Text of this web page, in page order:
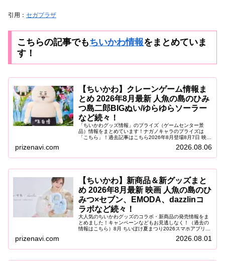
引用： セガプラザ
こちらの記事でもちいかわ情報をまとめていま
す！
【ちいかわ】クレーンゲーム情報ま
とめ 2026年8月最新 人魚の島のひみ
つ島二郎BIGぬい/ゆらゆらソーラー
など続々！
「ちいかわグッズ情報」のプライズ（ゲームセンター景
品）情報をまとめています！ナガノキャラのプライズは
「こちら」！過去記事はこちら2026年8月登場8月7日 映画
prizenavi.com 2026.08.06
【ちいかわ】新商品＆新グッズまと
め 2026年8月最新 映画 人魚の島のひ
みつ×セブン、EMODA、dazzlinコ
ラボなど続々！
大人気のちいかわグッズのコラボ・新商品の発売情報をま
とめました！キャンペーンなどもお見逃しなく！（過去の
情報はこちら）8月 ちいぽけ夏まつり2026スマホアプリ
prizenavi.com 2026.08.01